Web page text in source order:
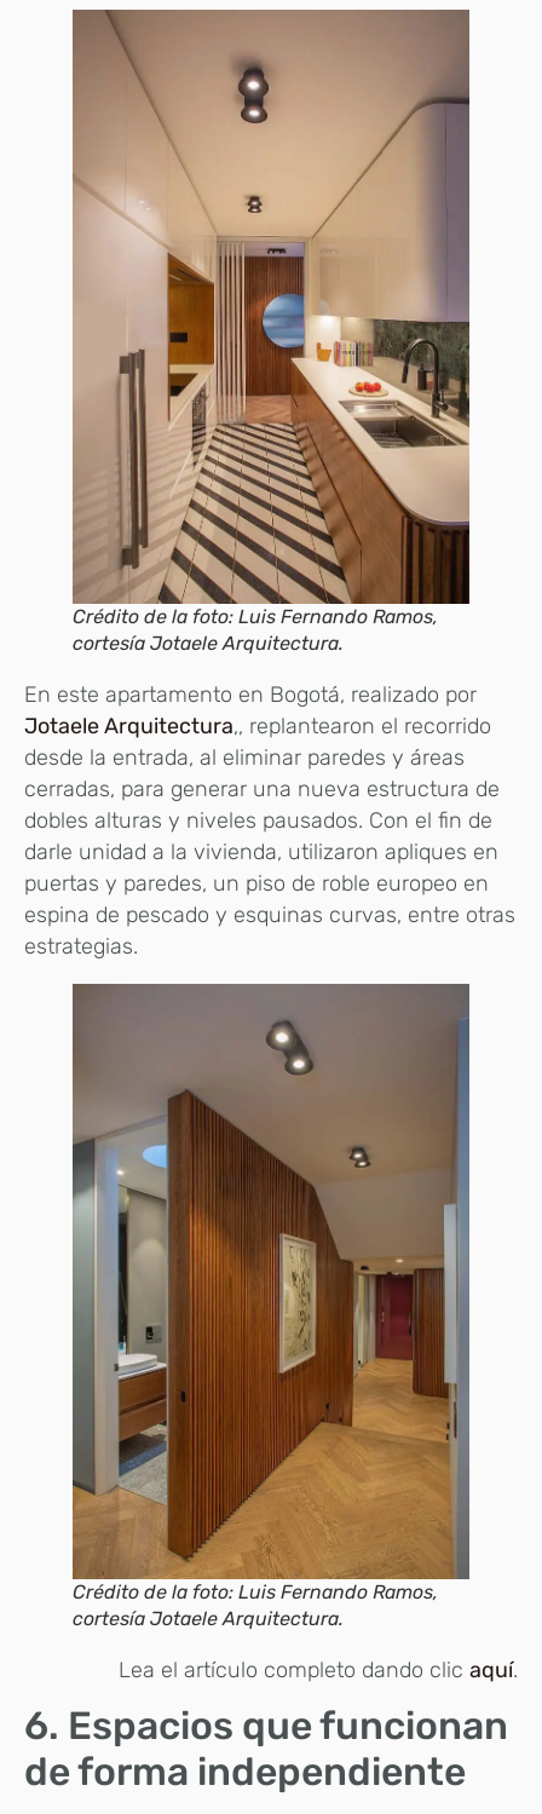
Crédito de la foto: Luis Fernando Ramos,
cortesía Jotaele Arquitectura.
En este apartamento en Bogotá, realizado por
Jotaele Arquitectura,, replantearon el recorrido
desde la entrada, al eliminar paredes y áreas
cerradas, para generar una nueva estructura de
dobles alturas y niveles pausados. Con el fin de
darle unidad a la vivienda, utilizaron apliques en
puertas y paredes, un piso de roble europeo en
espina de pescado y esquinas curvas, entre otras
estrategias.
Crédito de la foto: Luis Fernando Ramos,
cortesía Jotaele Arquitectura.
Lea el artículo completo dando clic aquí.
6. Espacios que funcionan
de forma independiente